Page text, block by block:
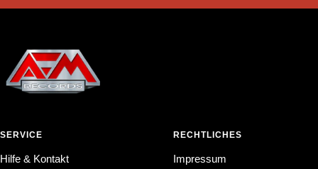
SERVICE
Hilfe & Kontakt
RECHTLICHES
Impressum